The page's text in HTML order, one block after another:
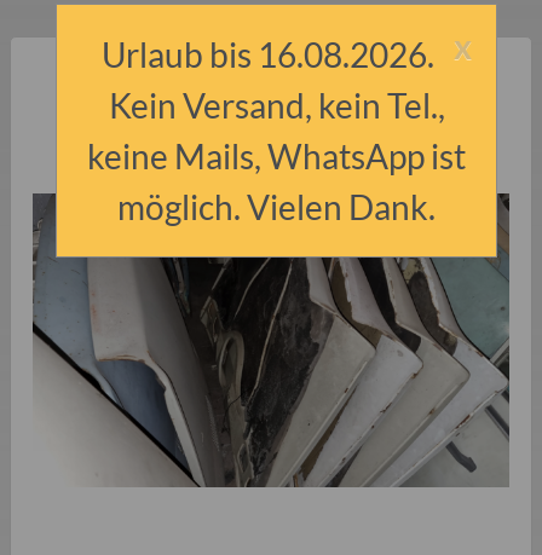
x
Urlaub bis 16.08.2026.
Kein Versand, kein Tel.,
keine Mails, WhatsApp ist
möglich. Vielen Dank.